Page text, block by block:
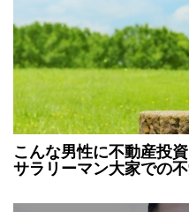
こんな男性に不動産投
サラリーマン大家での不